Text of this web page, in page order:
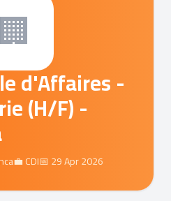
🏢
d'Affaires -
(H/F) -
💼 CDI📅 29 Apr 2026